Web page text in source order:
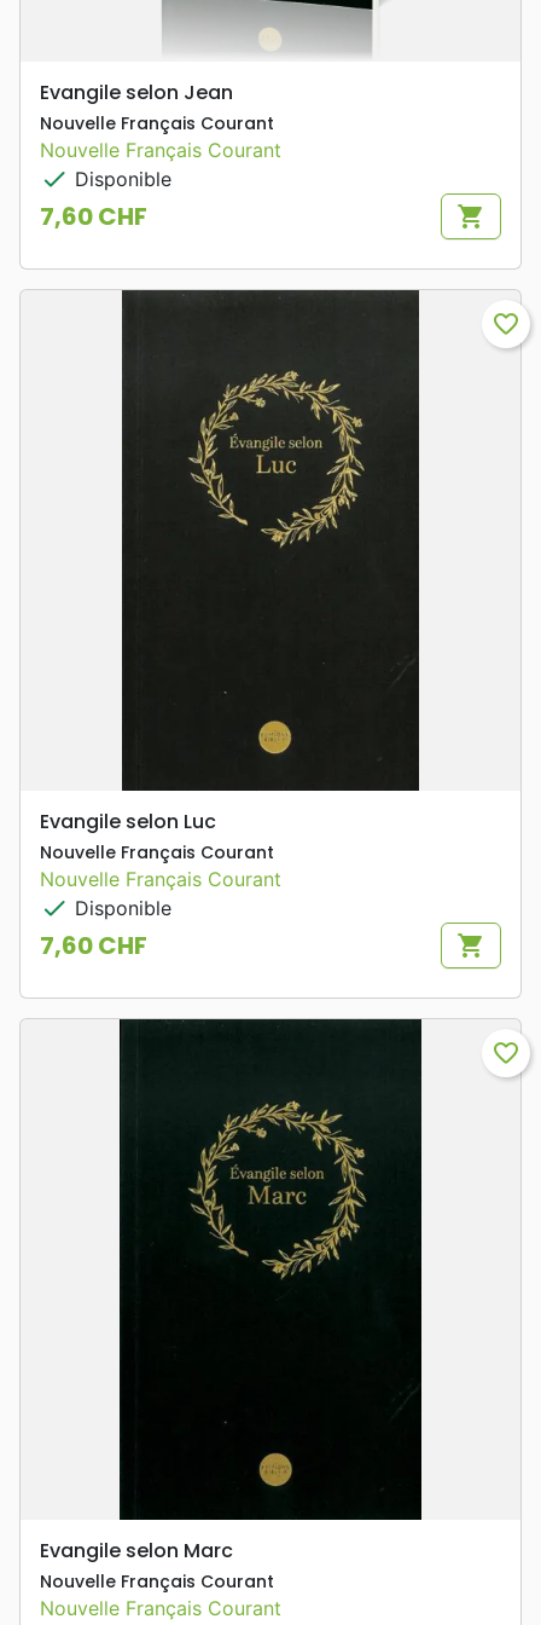
Evangile selon Jean
Nouvelle Français Courant
Nouvelle Français Courant
check Disponible
Prix
7,60 CHF shopping_cart
favorite_border
Evangile selon Luc
Nouvelle Français Courant
Nouvelle Français Courant
check Disponible
Prix
7,60 CHF shopping_cart
favorite_border
Evangile selon Marc
Nouvelle Français Courant
Nouvelle Français Courant